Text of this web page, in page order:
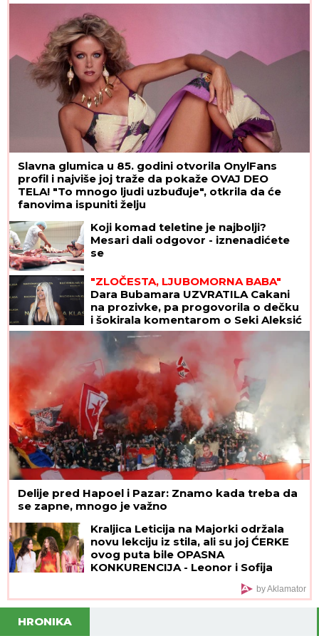
Slavna glumica u 85. godini otvorila OnylFans
profil i najviše joj traže da pokaže OVAJ DEO
TELA! "To mnogo ljudi uzbuđuje", otkrila da će
fanovima ispuniti želju
Koji komad teletine je najbolji?
Mesari dali odgovor - iznenadićete
se
"ZLOČESTA, LJUBOMORNA BABA"
Dara Bubamara UZVRATILA Cakani
na prozivke, pa progovorila o dečku
i šokirala komentarom o Seki Aleksić
(VIDEO)
Delije pred Hapoel i Pazar: Znamo kada treba da
se zapne, mnogo je važno
Kraljica Leticija na Majorki održala
novu lekciju iz stila, ali su joj ĆERKE
ovog puta bile OPASNA
KONKURENCIJA - Leonor i Sofija
by Aklamator
HRONIKA